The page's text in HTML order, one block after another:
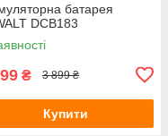
батарея
DCB183
₴ 3 899 ₴
Купити